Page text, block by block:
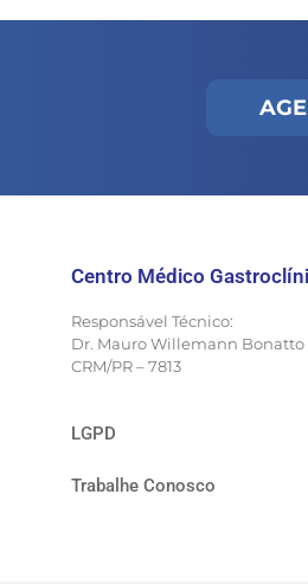
Centro Médico
Responsável Técnico:
Dr. Mauro Willemann Bonatto
CRM/PR – 7813
LGPD
Trabalhe Conosco